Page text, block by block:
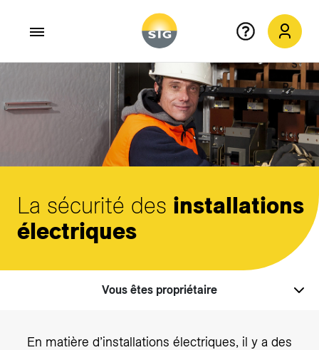
Aller au contenu principal
La sécurité des installations
électriques
Vous êtes propriétaire
En matière d’installations électriques, il y a des